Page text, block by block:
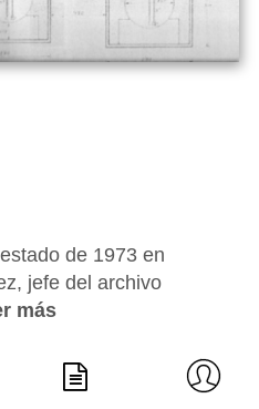
de 1973 en
jefe del archivo
más